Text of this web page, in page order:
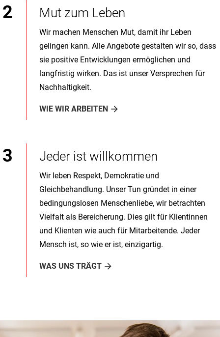
Mut zum Leben
Wir machen Menschen Mut, damit ihr Leben
gelingen kann. Alle Angebote gestalten wir so, dass
sie positive Entwicklungen ermöglichen und
langfristig wirken. Das ist unser Versprechen für
Nachhaltigkeit.
WIE WIR ARBEITEN
Jeder ist willkommen
Wir leben Respekt, Demokratie und
Gleichbehandlung. Unser Tun gründet in einer
bedingungslosen Menschenliebe, wir betrachten
Vielfalt als Bereicherung. Dies gilt für Klientinnen
und Klienten wie auch für Mitarbeitende. Jeder
Mensch ist, so wie er ist, einzigartig.
WAS UNS TRÄGT